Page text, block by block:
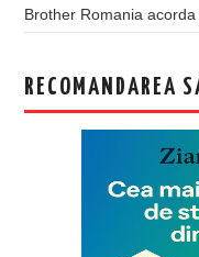
Brother Romania
RECOMANDAREA